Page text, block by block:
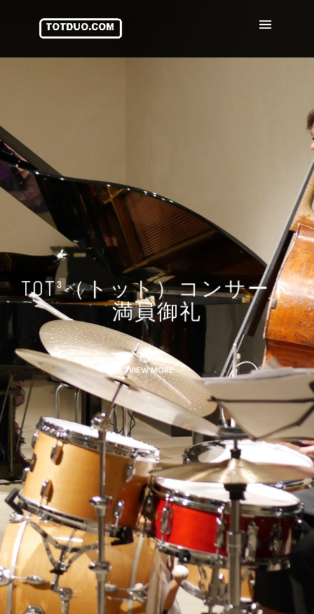
TOT³（トット）コンサート
満員御礼
VIEW MORE